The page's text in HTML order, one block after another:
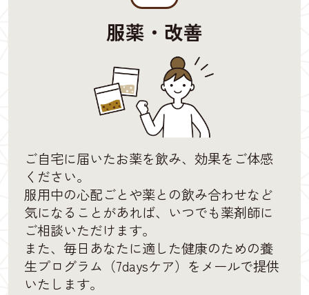
服薬・改善
ご自宅に届いたお薬を飲み、効果をご体感
ください。
服用中の心配ごとや薬との飲み合わせなど
気になることがあれば、いつでも薬剤師に
ご相談いただけます。
また、毎日あなたに適した健康のための養
生プログラム（7daysケア）をメールで提供
いたします。